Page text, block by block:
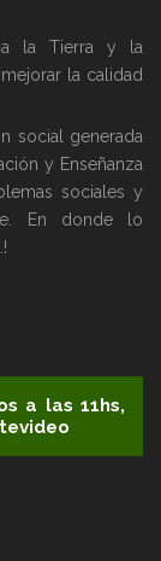
a la Tierra y la
la calidad
social generada
y Enseñanza
sociales y
En donde lo
a las 11hs,